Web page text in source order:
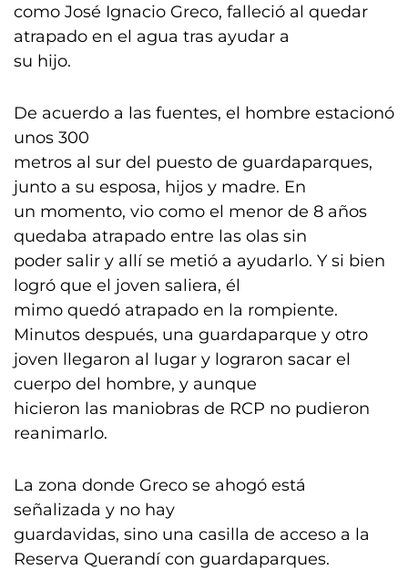
como José Ignacio Greco, falleció al quedar
atrapado en el agua tras ayudar a
su hijo.
De acuerdo a las fuentes, el hombre estacionó
unos 300
metros al sur del puesto de guardaparques,
junto a su esposa, hijos y madre. En
un momento, vio como el menor de 8 años
quedaba atrapado entre las olas sin
poder salir y allí se metió a ayudarlo. Y si bien
logró que el joven saliera, él
mimo quedó atrapado en la rompiente.
Minutos después, una guardaparque y otro
joven llegaron al lugar y lograron sacar el
cuerpo del hombre, y aunque
hicieron las maniobras de RCP no pudieron
reanimarlo.
La zona donde Greco se ahogó está
señalizada y no hay
guardavidas, sino una casilla de acceso a la
Reserva Querandí con guardaparques.